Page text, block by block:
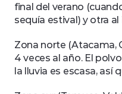
final del verano
sequía estival) y otra
Zona norte (Atacama,
4 veces al año. El
la lluvia es escasa, así